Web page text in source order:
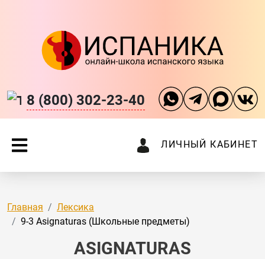
8 (800) 302-23-40
ЛИЧНЫЙ КАБИНЕТ
Главная
Лексика
9-3 Asignaturas (Школьные предметы)
ASIGNATURAS